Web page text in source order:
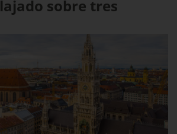
sobre tres